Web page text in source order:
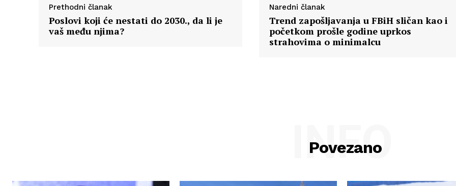
Prethodni članak
Poslovi koji će nestati do 2030., da li je
vaš među njima?
Naredni članak
Trend zapošljavanja u FBiH sličan kao i
početkom prošle godine uprkos
strahovima o minimalcu
Povezano
INFO